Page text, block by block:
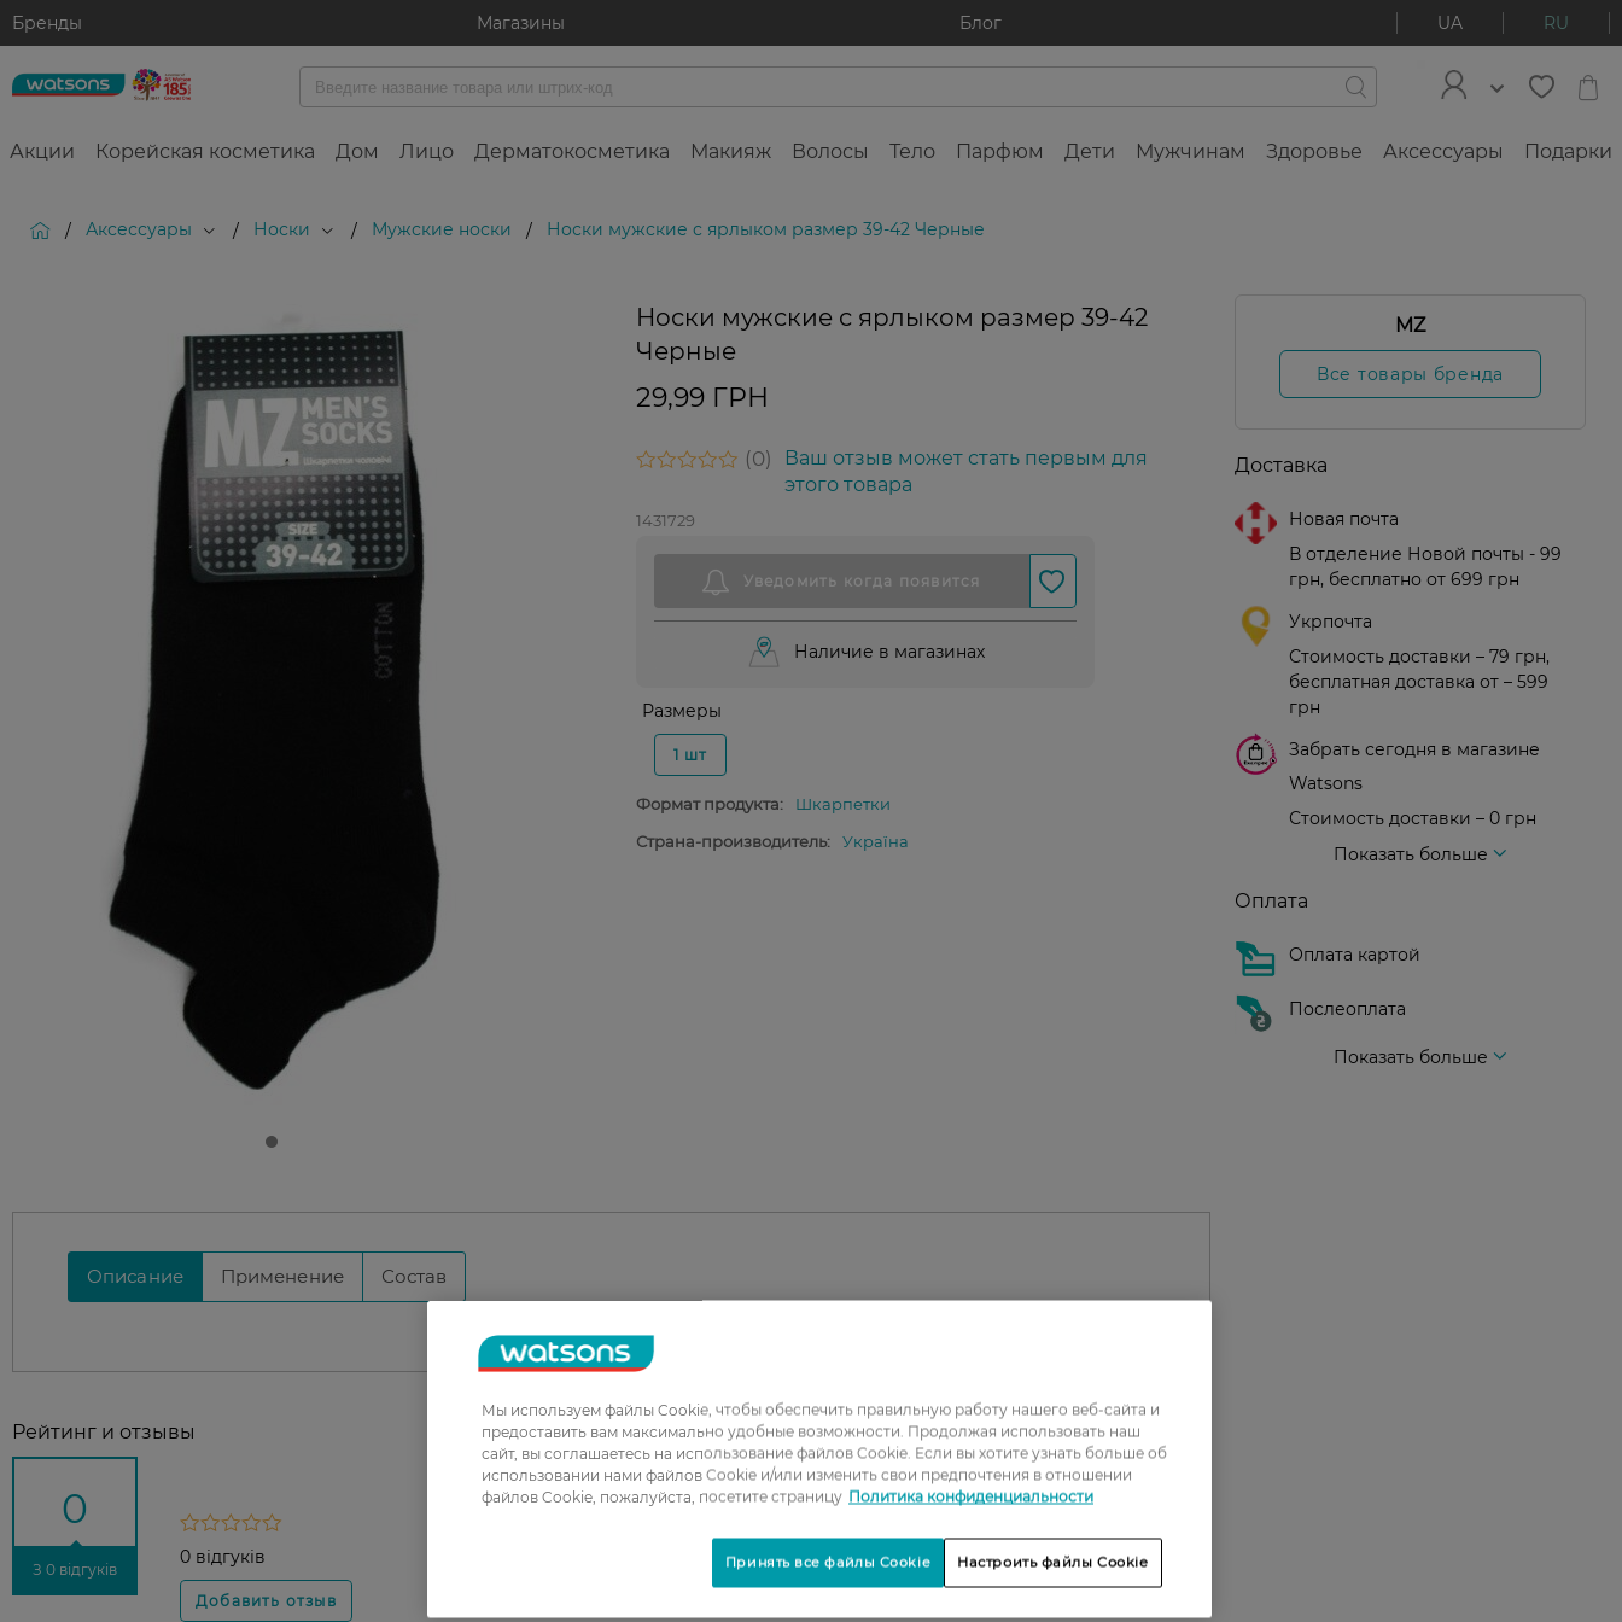
Бренды Магазины Блог UA RU
Акции Корейская косметика Дом Лицо Дерматокосметика Макияж Волосы Тело Парфюм Дети Мужчинам Здоровье Аксессуары Подарки
/ Аксессуары / Носки / Мужские носки / Носки мужские с ярлыком размер 39-42 Черные
Носки мужские с ярлыком размер 39-42
Черные
29,99 ГРН
0
Ваш отзыв может стать первым для
этого товара
1431729
Наличие в магазинах
Размеры
1 шт
Формат продукта:
Шкарпетки
Страна-производитель:
Україна
Описание Применение Состав
Рейтинг и отзывы
0
З 0 відгуків
0 відгуків
1
MZ
Все товары бренда
Доставка
Новая почта
В отделение Новой почты - 99
грн, бесплатно от 699 грн
Укрпочта
Стоимость доставки – 79 грн,
бесплатная доставка от – 599
грн
Забрать сегодня в магазине
Watsons
Стоимость доставки – 0 грн
Показать больше
Оплата
Оплата картой
Послеоплата
Показать больше
Мы используем файлы Cookie, чтобы обеспечить правильную работу нашего веб-сайта и
предоставить вам максимально удобные возможности. Продолжая использовать наш
сайт, вы соглашаетесь на использование файлов Cookie. Если вы хотите узнать больше об
использовании нами файлов Cookie и/или изменить свои предпочтения в отношении
файлов Cookie, пожалуйста, посетите страницу Политика конфиденциальности
Настроить файлы Cookie
Принять все файлы Cookie